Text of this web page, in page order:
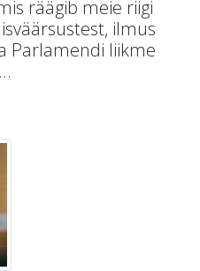
räägib meie riigi
ilmus
Parlamendi liikme